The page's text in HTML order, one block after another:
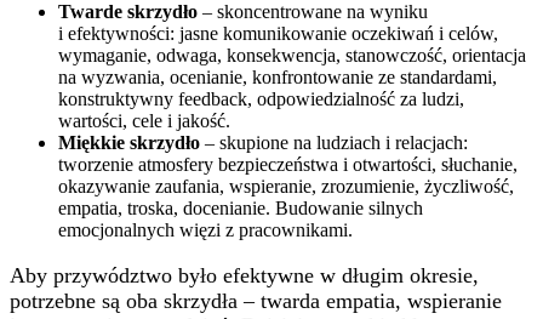
Twarde skrzydło – skoncentrowane na wyniku
i efektywności: jasne komunikowanie oczekiwań i celów,
wymaganie, odwaga, konsekwencja, stanowczość, orientacja
na wyzwania, ocenianie, konfrontowanie ze standardami,
konstruktywny feedback, odpowiedzialność za ludzi,
wartości, cele i jakość.
Miękkie skrzydło – skupione na ludziach i relacjach:
tworzenie atmosfery bezpieczeństwa i otwartości, słuchanie,
okazywanie zaufania, wspieranie, zrozumienie, życzliwość,
empatia, troska, docenianie. Budowanie silnych
emocjonalnych więzi z pracownikami.
Aby przywództwo było efektywne w długim okresie,
potrzebne są oba skrzydła – twarda empatia, wspieranie